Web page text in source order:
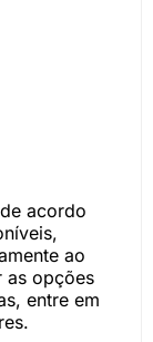
acordo
ao
as opções
entre em